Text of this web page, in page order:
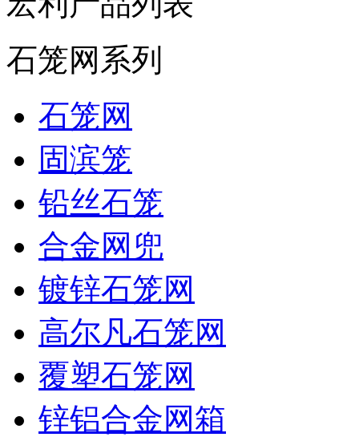
石笼网系列
石笼网
固滨笼
铅丝石笼
合金网兜
镀锌石笼网
高尔凡石笼网
覆塑石笼网
锌铝合金网箱